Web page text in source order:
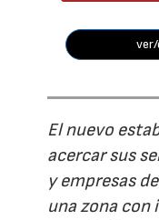
El nuevo
acercar sus
y empresas
una zona